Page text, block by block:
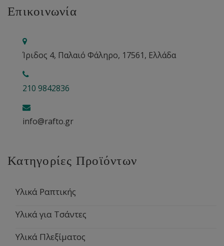
Επικοινωνία
Ίριδος 4, Παλαιό Φάληρο, 17561, Ελλάδα
210 9842836
info@rafto.gr
Κατηγορίες Προϊόντων
Υλικά Ραπτικής
Υλικά για Τσάντες
Υλικά Πλεξίματος